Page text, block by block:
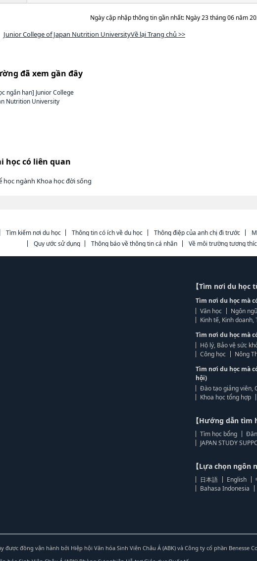
Ngày cập nhập thông tin gần nhất: Ngày 23 tháng 06 năm
Junior College of Japan Nutrition UniversityVề lại Trang chủ >>
đã xem gần đây
ngắn hạn] Junior College
Nutrition University
học có liên quan
ngành Khoa học đời sống
Tìm kiếm nơi du học Thông tin có ích về du học Thông điệp của anh chị đi trước
Quy ước sử dụng
Thông báo về thông tin cá nhân Về môi trường tương
【Tìm nơi du học
Tìm nơi du học mà
Văn học
Ngôn
Kinh tế, Kinh
Tìm nơi du học mà
Hộ lý, Bảo vệ sức
Công học
Nông
Tìm nơi du học mà
hội)
Đào tạo giảng viên,
Khoa học tổng hợp
【Hướng dẫn tìm
Tìm học bổng
JAPAN STUDY
【Lựa chọn ngôn
日本語 English
Bahasa Indonesia
được đồng vận hành bởi Hiệp hội Văn hóa Sinh Viên Châu Á (ABK) và Công ty cổ phần Benesse